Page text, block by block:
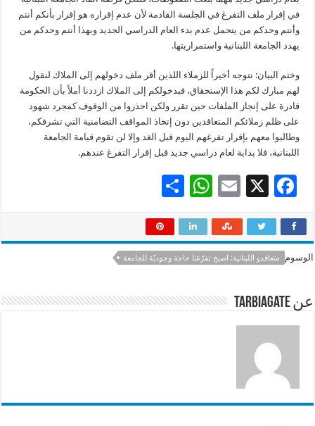
في إقرار ملف التفرغ في الجلسة القادمة لأن عدم إقراره هو إقرار بأنكم أنتم
وأنتم وحدكم من يتحمل عدم بدء العام الدراسي الجديد وبهذا أنتم وحدكم من
يهدد الجامعة اللبنانية واستمراريتها.
وختم البيان: نتوجه أخيراً للزملاء اللذين أقر ملف دخولهم إلى الملاك لنقول
لهم مبارك لكم هذا الإستحقاق، فبدخولكم إلى الملاك ازددنا أملاً بأن الحكومة
قادرة على إنجاز الملفات حين تقرر ولكن احذروا من الوقوف كمجرد شهود
على ظلم زملائكم المتعاقدين دون إتخاذ المواقف التضامنية التي تشرفكم،
وطالبوا معهم بإقرار تفرغهم اليوم قبل الغد وإلا لن تقوم قيامة الجامعة
اللبنانية، فلا بداية لعام دراسي جديد قبل إقرار التفرغ عندهم.
F
e
b
o
k
X
E
ai
l
W
at
sA
p
ar
e
الوسوم متعاقدو اللبنانية: اصبح تفرّغنا حاجة وجوديّة للجامعة
عن tarbiagate